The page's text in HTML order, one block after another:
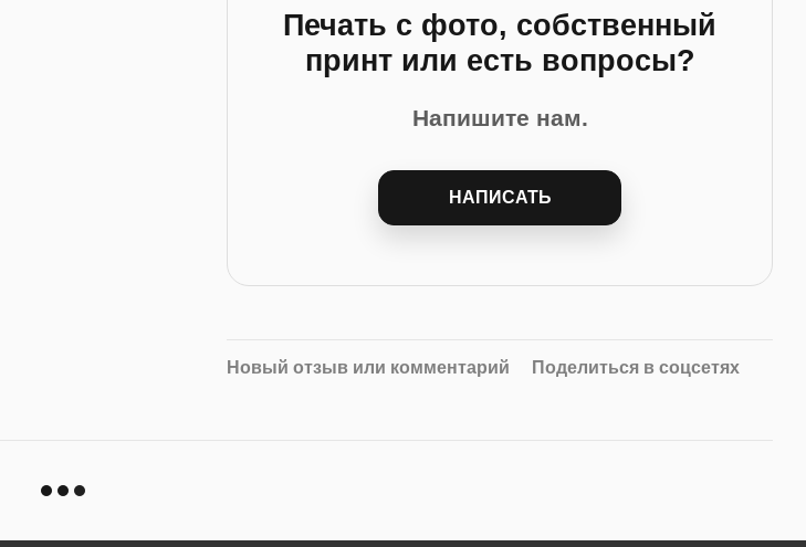
Печать с фото, собственный
принт или есть вопросы?
Напишите нам.
НАПИСАТЬ
Новый отзыв или комментарий Поделиться в соцсетях